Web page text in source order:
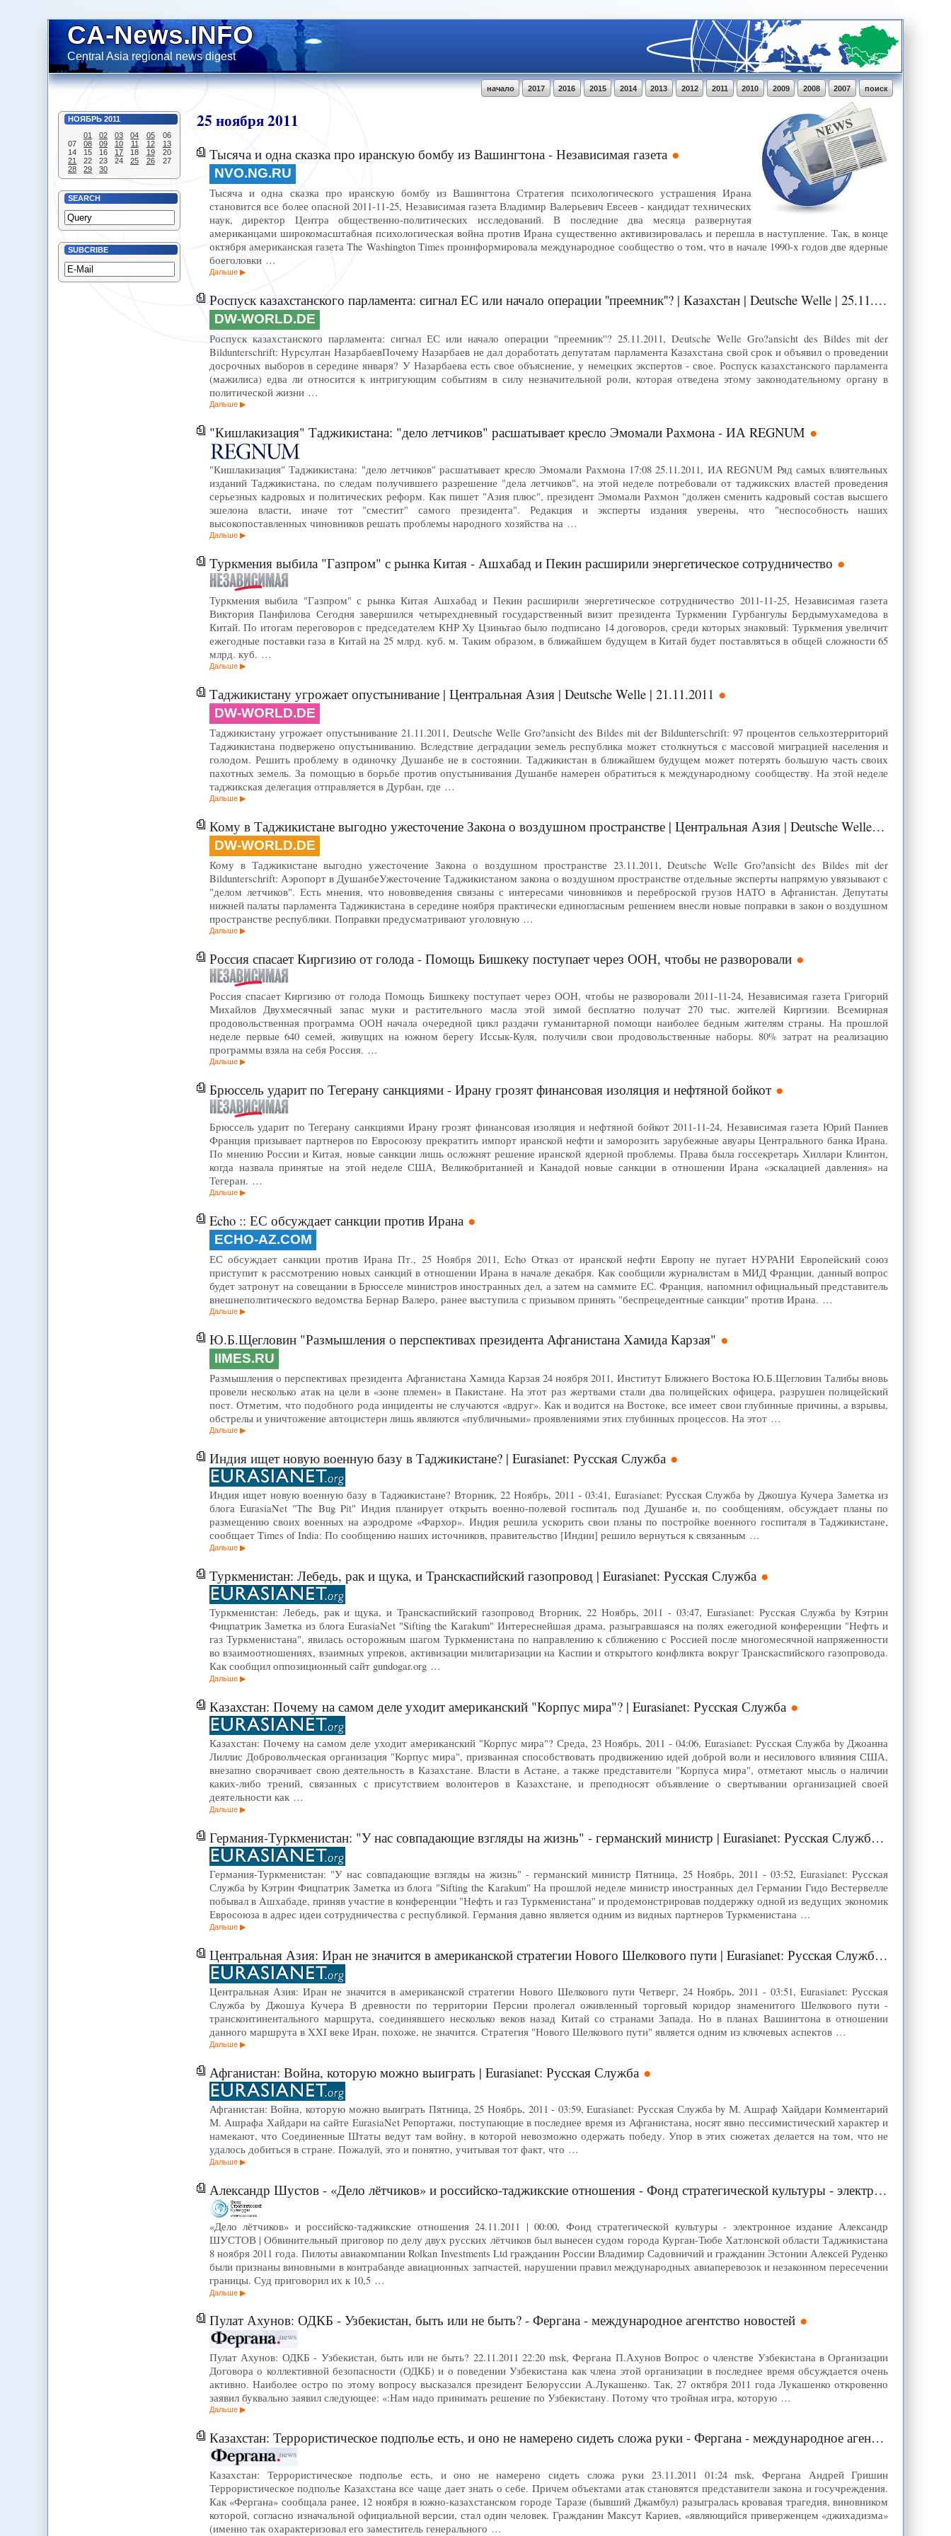
CA-News.INFO
Central Asia regional news digest
поиск
2007
2008
2009
2010
2011
2012
2013
2014
2015
2016
2017
начало
НОЯБРЬ 2011
01
02 03 04 05
06
07
08 09 10 11 12
13
14
15 16 17 18 19
20
21
22 23 24 25 26
27
28
29 30
SEARCH
SUBCRIBE
25ноября2011
Тысяча и одна сказка про иранскую бомбу из Вашингтона - Независимая газета
NVO.NG.RU
Тысяча и одна сказка про иранскую бомбу из Вашингтона Стратегия психологического устрашения Ирана
становится все более опасной 2011-11-25, Независимая газета Владимир Валерьевич Евсеев - кандидат технических
наук, директор Центра общественно-политических исследований. В последние два месяца развернутая
американцами широкомасштабная психологическая война против Ирана существенно активизировалась и перешла в наступление. Так, в конце
октября американская газета The Washington Times проинформировала международное сообщество о том, что в начале 1990-х годов две ядерные
боеголовки …
Дальше
Роспуск казахстанского парламента: сигнал ЕС или начало операции ''преемник''? | Казахстан | Deutsche Welle | 25.11.2011
DW-WORLD.DE
Роспуск казахстанского парламента: сигнал ЕС или начало операции ''преемник''? 25.11.2011, Deutsche Welle Gro?ansicht des Bildes mit der
Bildunterschrift: Нурсултан НазарбаевПочему Назарбаев не дал доработать депутатам парламента Казахстана свой срок и объявил о проведении
досрочных выборов в середине января? У Назарбаева есть свое объяснение, у немецких экспертов - свое. Роспуск казахстанского парламента
(мажилиса) едва ли относится к интригующим событиям в силу незначительной роли, которая отведена этому законодательному органу в
политической жизни …
Дальше
"Кишлакизация" Таджикистана: "дело летчиков" расшатывает кресло Эмомали Рахмона - ИА REGNUM
"Кишлакизация" Таджикистана: "дело летчиков" расшатывает кресло Эмомали Рахмона 17:08 25.11.2011, ИА REGNUM Ряд самых влиятельных
изданий Таджикистана, по следам получившего разрешение "дела летчиков", на этой неделе потребовали от таджикских властей проведения
серьезных кадровых и политических реформ. Как пишет "Азия плюс", президент Эмомали Рахмон "должен сменить кадровый состав высшего
эшелона власти, иначе тот "сместит" самого президента". Редакция и эксперты издания уверены, что "неспособность наших
высокопоставленных чиновников решать проблемы народного хозяйства на …
Дальше
Туркмения выбила "Газпром" с рынка Китая - Ашхабад и Пекин расширили энергетическое сотрудничество
Туркмения выбила "Газпром" с рынка Китая Ашхабад и Пекин расширили энергетическое сотрудничество 2011-11-25, Независимая газета
Виктория Панфилова Сегодня завершился четырехдневный государственный визит президента Туркмении Гурбангулы Бердымухамедова в
Китай. По итогам переговоров с председателем КНР Ху Цзиньтао было подписано 14 договоров, среди которых знаковый: Туркмения увеличит
ежегодные поставки газа в Китай на 25 млрд. куб. м. Таким образом, в ближайшем будущем в Китай будет поставляться в общей сложности 65
млрд. куб. …
Дальше
Таджикистану угрожает опустынивание | Центральная Азия | Deutsche Welle | 21.11.2011
DW-WORLD.DE
Таджикистану угрожает опустынивание 21.11.2011, Deutsche Welle Gro?ansicht des Bildes mit der Bildunterschrift: 97 процентов сельхозтерриторий
Таджикистана подвержено опустыниванию. Вследствие деградации земель республика может столкнуться с массовой миграцией населения и
голодом. Решить проблему в одиночку Душанбе не в состоянии. Таджикистан в ближайшем будущем может потерять большую часть своих
пахотных земель. За помощью в борьбе против опустынивания Душанбе намерен обратиться к международному сообществу. На этой неделе
таджикская делегация отправляется в Дурбан, где …
Дальше
Кому в Таджикистане выгодно ужесточение Закона о воздушном пространстве | Центральная Азия | Deutsche Welle | 23.11.2011
DW-WORLD.DE
Кому в Таджикистане выгодно ужесточение Закона о воздушном пространстве 23.11.2011, Deutsche Welle Gro?ansicht des Bildes mit der
Bildunterschrift: Аэропорт в ДушанбеУжесточение Таджикистаном закона о воздушном пространстве отдельные эксперты напрямую увязывают с
"делом летчиков". Есть мнения, что нововведения связаны с интересами чиновников и переброской грузов НАТО в Афганистан. Депутаты
нижней палаты парламента Таджикистана в середине ноября практически единогласным решением внесли новые поправки в закон о воздушном
пространстве республики. Поправки предусматривают уголовную …
Дальше
Россия спасает Киргизию от голода - Помощь Бишкеку поступает через ООН, чтобы не разворовали
Россия спасает Киргизию от голода Помощь Бишкеку поступает через ООН, чтобы не разворовали 2011-11-24, Независимая газета Григорий
Михайлов Двухмесячный запас муки и растительного масла этой зимой бесплатно получат 270 тыс. жителей Киргизии. Всемирная
продовольственная программа ООН начала очередной цикл раздачи гуманитарной помощи наиболее бедным жителям страны. На прошлой
неделе первые 640 семей, живущих на южном берегу Иссык-Куля, получили свои продовольственные наборы. 80% затрат на реализацию
программы взяла на себя Россия. …
Дальше
Брюссель ударит по Тегерану санкциями - Ирану грозят финансовая изоляция и нефтяной бойкот
Брюссель ударит по Тегерану санкциями Ирану грозят финансовая изоляция и нефтяной бойкот 2011-11-24, Независимая газета Юрий Паниев
Франция призывает партнеров по Евросоюзу прекратить импорт иранской нефти и заморозить зарубежные авуары Центрального банка Ирана.
По мнению России и Китая, новые санкции лишь осложнят решение иранской ядерной проблемы. Права была госсекретарь Хиллари Клинтон,
когда назвала принятые на этой неделе США, Великобританией и Канадой новые санкции в отношении Ирана «эскалацией давления» на
Тегеран. …
Дальше
Echo :: ЕС обсуждает санкции против Ирана
ECHO-AZ.COM
ЕС обсуждает санкции против Ирана Пт., 25 Ноября 2011, Echo Отказ от иранской нефти Европу не пугает НУРАНИ Европейский союз
приступит к рассмотрению новых санкций в отношении Ирана в начале декабря. Как сообщили журналистам в МИД Франции, данный вопрос
будет затронут на совещании в Брюсселе министров иностранных дел, а затем на саммите ЕС. Франция, напомнил официальный представитель
внешнеполитического ведомства Бернар Валеро, ранее выступила с призывом принять "беспрецедентные санкции" против Ирана. …
Дальше
Ю.Б.Щегловин "Размышления о перспективах президента Афганистана Хамида Карзая"
IIMES.RU
Размышления о перспективах президента Афганистана Хамида Карзая 24 ноября 2011, Институт Ближнего Востока Ю.Б.Щегловин Талибы вновь
провели несколько атак на цели в «зоне племен» в Пакистане. На этот раз жертвами стали два полицейских офицера, разрушен полицейский
пост. Отметим, что подобного рода инциденты не случаются «вдруг». Как и водится на Востоке, все имеет свои глубинные причины, а взрывы,
обстрелы и уничтожение автоцистерн лишь являются «публичными» проявлениями этих глубинных процессов. На этот …
Дальше
Индия ищет новую военную базу в Таджикистане? | Eurasianet: Русская Служба
Индия ищет новую военную базу в Таджикистане? Вторник, 22 Ноябрь, 2011 - 03:41, Eurasianet: Русская Служба by Джошуа Кучера Заметка из
блога EurasiaNet "The Bug Pit" Индия планирует открыть военно-полевой госпиталь под Душанбе и, по сообщениям, обсуждает планы по
размещению своих военных на аэродроме «Фархор». Индия решила ускорить свои планы по постройке военного госпиталя в Таджикистане,
сообщает Times of India: По сообщению наших источников, правительство [Индии] решило вернуться к связанным …
Дальше
Туркменистан: Лебедь, рак и щука, и Транскаспийский газопровод | Eurasianet: Русская Служба
Туркменистан: Лебедь, рак и щука, и Транскаспийский газопровод Вторник, 22 Ноябрь, 2011 - 03:47, Eurasianet: Русская Служба by Кэтрин
Фицпатрик Заметка из блога EurasiaNet "Sifting the Karakum" Интереснейшая драма, разыгравшаяся на полях ежегодной конференции "Нефть и
газ Туркменистана", явилась осторожным шагом Туркменистана по направлению к сближению с Россией после многомесячной напряженности
во взаимоотношениях, взаимных упреков, активизации милитаризации на Каспии и открытого конфликта вокруг Транскаспийского газопровода.
Как сообщил оппозиционный сайт gundogar.org …
Дальше
Казахстан: Почему на самом деле уходит американский "Корпус мира"? | Eurasianet: Русская Служба
Казахстан: Почему на самом деле уходит американский "Корпус мира"? Среда, 23 Ноябрь, 2011 - 04:06, Eurasianet: Русская Служба by Джоанна
Лиллис Добровольческая организация "Корпус мира", призванная способствовать продвижению идей доброй воли и несилового влияния США,
внезапно сворачивает свою деятельность в Казахстане. Власти в Астане, а также представители "Корпуса мира", отметают мысль о наличии
каких-либо трений, связанных с присутствием волонтеров в Казахстане, и преподносят объявление о свертывании организацией своей
деятельности как …
Дальше
Германия-Туркменистан: "У нас совпадающие взгляды на жизнь" - германский министр | Eurasianet: Русская Служба
Германия-Туркменистан: "У нас совпадающие взгляды на жизнь" - германский министр Пятница, 25 Ноябрь, 2011 - 03:52, Eurasianet: Русская
Служба by Кэтрин Фицпатрик Заметка из блога "Sifting the Karakum" На прошлой неделе министр иностранных дел Германии Гидо Вестервелле
побывал в Ашхабаде, приняв участие в конференции "Нефть и газ Туркменистана" и продемонстрировав поддержку одной из ведущих экономик
Евросоюза в адрес идеи сотрудничества с республикой. Германия давно является одним из видных партнеров Туркменистана …
Дальше
Центральная Азия: Иран не значится в американской стратегии Нового Шелкового пути | Eurasianet: Русская Служба
Центральная Азия: Иран не значится в американской стратегии Нового Шелкового пути Четверг, 24 Ноябрь, 2011 - 03:51, Eurasianet: Русская
Служба by Джошуа Кучера В древности по территории Персии пролегал оживленный торговый коридор знаменитого Шелкового пути -
трансконтинентального маршрута, соединявшего несколько веков назад Китай со странами Запада. Но в планах Вашингтона в отношении
данного маршрута в XXI веке Иран, похоже, не значится. Стратегия "Нового Шелкового пути" является одним из ключевых аспектов …
Дальше
Афганистан: Война, которую можно выиграть | Eurasianet: Русская Служба
Афганистан: Война, которую можно выиграть Пятница, 25 Ноябрь, 2011 - 03:59, Eurasianet: Русская Служба by М. Ашраф Хайдари Комментарий
М. Ашрафа Хайдари на сайте EurasiaNet Репортажи, поступающие в последнее время из Афганистана, носят явно пессимистический характер и
намекают, что Соединенные Штаты ведут там войну, в которой невозможно одержать победу. Упор в этих сюжетах делается на том, что не
удалось добиться в стране. Пожалуй, это и понятно, учитывая тот факт, что …
Дальше
Александр Шустов - «Дело лётчиков» и российско-таджикские отношения - Фонд стратегической культуры - электронное издание »
«Дело лётчиков» и российско-таджикские отношения 24.11.2011 | 00:00, Фонд стратегической культуры - электронное издание Александр
ШУСТОВ | Обвинительный приговор по делу двух русских лётчиков был вынесен судом города Курган-Тюбе Хатлонской области Таджикистана
8 ноября 2011 года. Пилоты авиакомпании Rolkan Investments Ltd гражданин России Владимир Садовничий и гражданин Эстонии Алексей Руденко
были признаны виновными в контрабанде авиационных запчастей, нарушении правил международных авиаперевозок и незаконном пересечении
границы. Суд приговорил их к 10,5 …
Дальше
Пулат Ахунов: ОДКБ - Узбекистан, быть или не быть? - Фергана - международное агентство новостей
Пулат Ахунов: ОДКБ - Узбекистан, быть или не быть? 22.11.2011 22:20 msk, Фергана П.Ахунов Вопрос о членстве Узбекистана в Организации
Договора о коллективной безопасности (ОДКБ) и о поведении Узбекистана как члена этой организации в последнее время обсуждается очень
активно. Наиболее остро по этому вопросу высказался президент Белоруссии А.Лукашенко. Так, 27 октября 2011 года Лукашенко откровенно
заявил буквально заявил следующее: «:Нам надо принимать решение по Узбекистану. Потому что тройная игра, которую …
Дальше
Казахстан: Террористическое подполье есть, и оно не намерено сидеть сложа руки - Фергана - международное агентство новостей
Казахстан: Террористическое подполье есть, и оно не намерено сидеть сложа руки 23.11.2011 01:24 msk, Фергана Андрей Гришин
Террористическое подполье Казахстана все чаще дает знать о себе. Причем объектами атак становятся представители закона и госучреждения.
Как «Фергана» сообщала ранее, 12 ноября в южно-казахстанском городе Таразе (бывший Джамбул) разыгралась кровавая трагедия, виновником
которой, согласно изначальной официальной версии, стал один человек. Гражданин Максут Кариев, «являющийся приверженцем «джихадизма»
(именно так охарактеризовал его заместитель генерального …